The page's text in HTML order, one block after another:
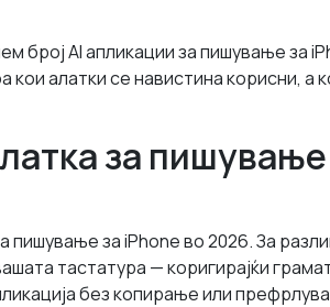
број AI апликации за пишување за
кои алатки се навистина корисни, а
за
пишување за iPhone во 2026. За
тастатура — коригирајќи
без копирање или